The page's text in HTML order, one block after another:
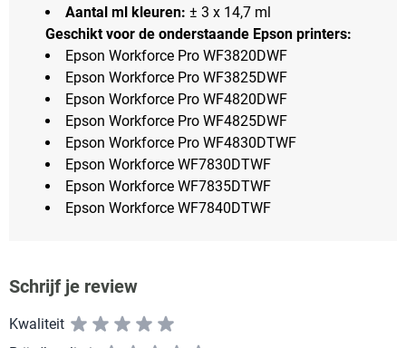
Aantal ml kleuren: ± 3 x 14,7 ml
Geschikt voor de onderstaande Epson printers:
Epson Workforce Pro WF3820DWF
Epson Workforce Pro WF3825DWF
Epson Workforce Pro WF4820DWF
Epson Workforce Pro WF4825DWF
Epson Workforce Pro WF4830DTWF
Epson Workforce WF7830DTWF
Epson Workforce WF7835DTWF
Epson Workforce WF7840DTWF
Schrijf je review
Kwaliteit